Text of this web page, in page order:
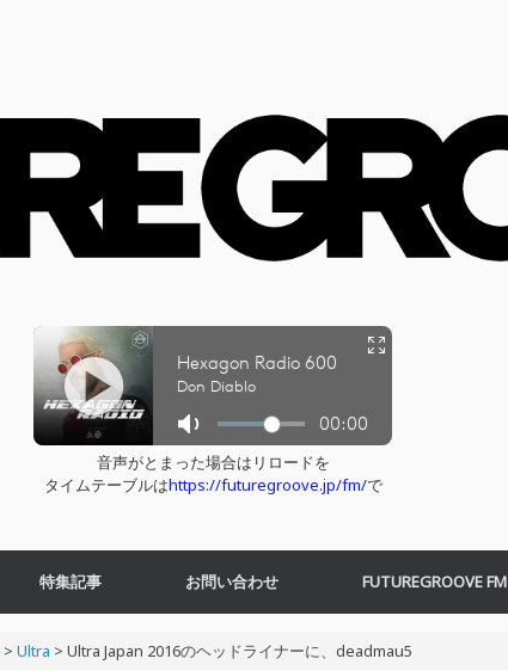
音声がとまった場合はリロードを
タイムテーブルはhttps://futuregroove.jp/fm/で
特集記事 お問い合わせ FUTUREGROOVE FM
> Ultra > Ultra Japan 2016のヘッドライナーに、deadmau5